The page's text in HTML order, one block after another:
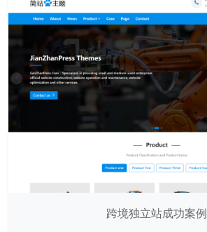
跨境独立站成功案例